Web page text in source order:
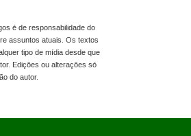
é de responsabilidade do
assuntos atuais. Os textos
tipo de mídia desde que
Edições ou alterações só
do autor.